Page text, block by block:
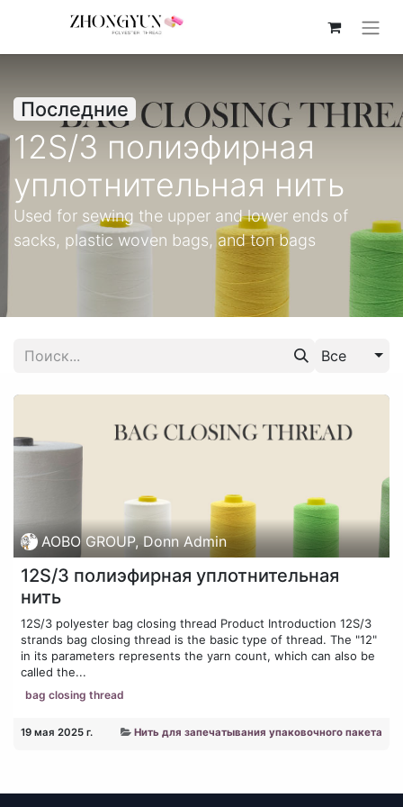
Последние
12S/3 полиэфирная
уплотнительная нить
Used for sewing the upper and lower ends of
sacks, plastic woven bags, and ton bags
Все
AOBO GROUP, Donn Admin
12S/3 полиэфирная уплотнительная
нить
12S/3 polyester bag closing thread Product Introduction 12S/3
strands bag closing thread is the basic type of thread. The "12"
in its parameters represents the yarn count, which can also be
called the...
bag closing thread
19 мая 2025 г. Нить для запечатывания упаковочного пакета